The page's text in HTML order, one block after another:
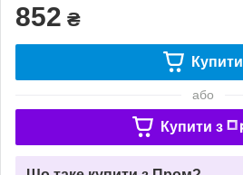
852 ₴
Купити
або
Купити з